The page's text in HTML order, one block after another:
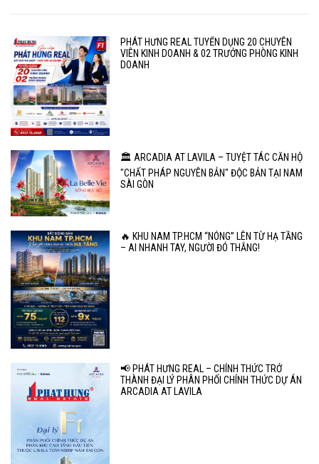
PHÁT HƯNG REAL TUYỂN DỤNG 20 CHUYÊN
VIÊN KINH DOANH & 02 TRƯỞNG PHÒNG KINH
DOANH
🏛️ ARCADIA AT LAVILA – TUYỆT TÁC CĂN HỘ
"CHẤT PHÁP NGUYÊN BẢN" ĐỘC BẢN TẠI NAM
SÀI GÒN
🔥 KHU NAM TP.HCM “NÓNG” LÊN TỪ HẠ TẦNG
– AI NHANH TAY, NGƯỜI ĐÓ THẮNG!
📢 PHÁT HƯNG REAL – CHÍNH THỨC TRỞ
THÀNH ĐẠI LÝ PHÂN PHỐI CHÍNH THỨC DỰ ÁN
ARCADIA AT LAVILA